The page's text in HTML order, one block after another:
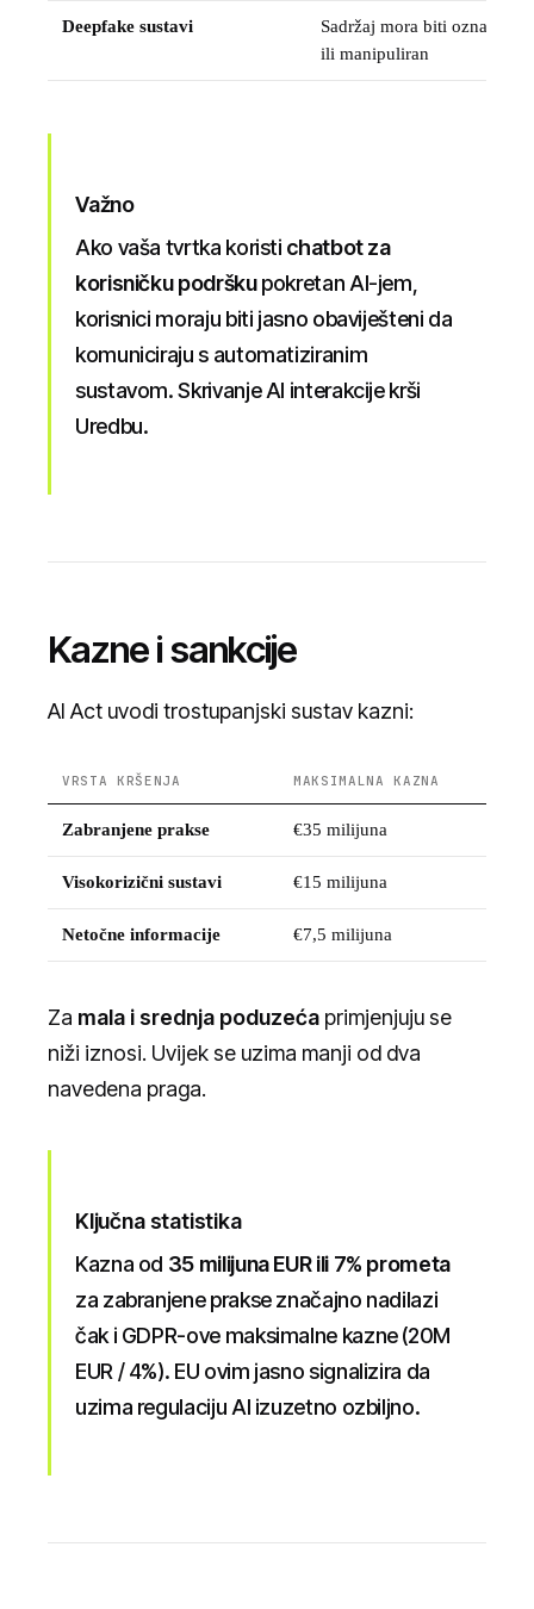
Deepfake sustavi
Sadržaj mora biti označen
ili manipuliran
Važno
Ako vaša tvrtka koristi chatbot za
korisničku podrškupokretan AI-jem,
korisnici moraju biti jasno obaviješteni da
komuniciraju s automatiziranim
sustavom. Skrivanje AI interakcije krši
Uredbu.
Kazne i sankcije
AI Act uvodi trostupanjski sustav kazni:
VRSTA KRŠENJA MAKSIMALNA KAZNA
Zabranjene prakse €35 milijuna
Visokorizični sustavi €15 milijuna
Netočne informacije €7,5 milijuna
Za mala i srednja poduzeća primjenjuju se
niži iznosi. Uvijek se uzima manji od dva
navedena praga.
Ključna statistika
Kazna od 35 milijuna EUR ili 7% prometa
za zabranjene prakse značajno nadilazi
čak i GDPR-ove maksimalne kazne (20M
EUR / 4%). EU ovim jasno signalizira da
uzima regulaciju AI izuzetno ozbiljno.